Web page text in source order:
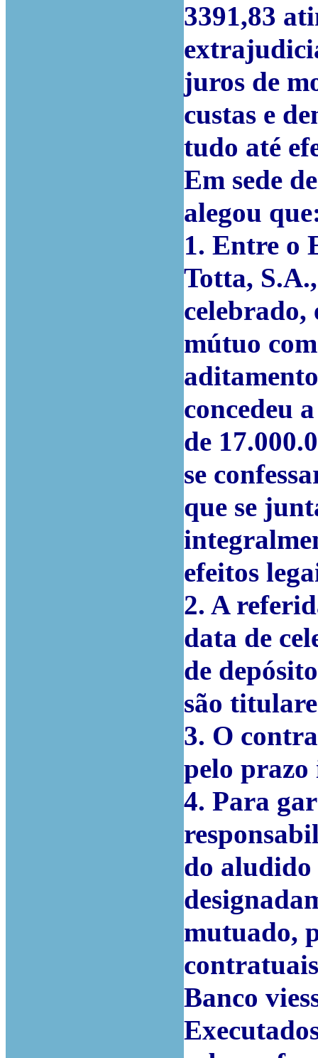
3391,83
juros de
custas e
tudo até
Em sede
alegou
1. Entre o
Totta,
celebrado,
mútuo
concedeu
de
se
que se
efeitos
2. A
data de
de
são
3. O
pelo prazo
4. Para
do
mutuado,
Banco